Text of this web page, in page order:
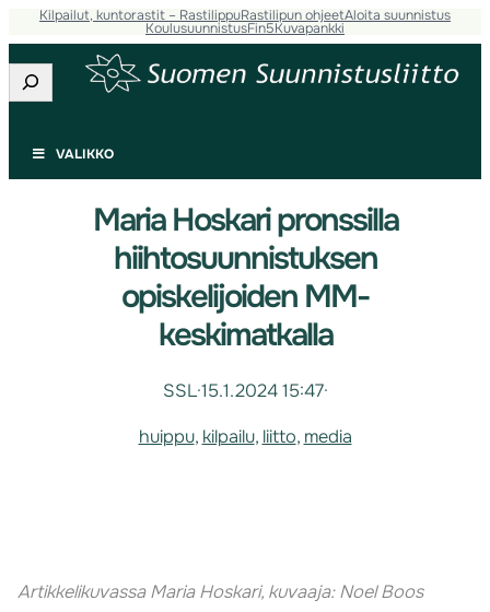
Kilpailut, kuntorastit – RastilippuRastilipun ohjeetAloita suunnistus
KoulusuunnistusFin5Kuvapankki
Etsi
VALIKKO
Maria Hoskari pronssilla
hiihtosuunnistuksen
opiskelijoiden MM-
keskimatkalla
SSL·15.1.2024 15:47·
huippu, kilpailu, liitto, media
Artikkelikuvassa Maria Hoskari, kuvaaja: Noel Boos